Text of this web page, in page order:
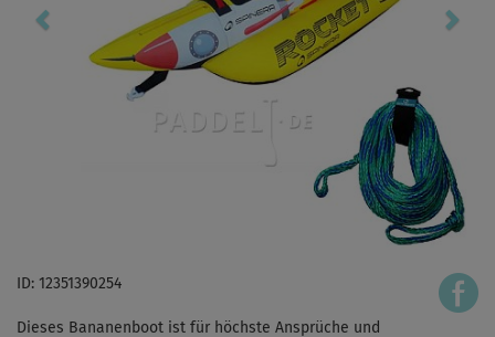
ID: 12351390254
Dieses Bananenboot ist für höchste Ansprüche und